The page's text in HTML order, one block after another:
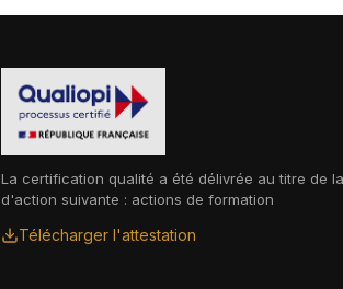
La certification qualité a été délivrée au titre de
d'action suivante : actions de formation
Télécharger l'attestation